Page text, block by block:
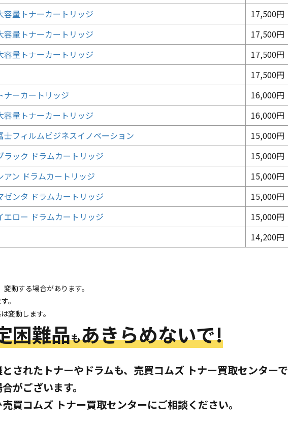
容量トナーカートリッジ
17,500円
容量トナーカートリッジ
17,500円
容量トナーカートリッジ
17,500円
17,500円
ナーカートリッジ
16,000円
容量トナーカートリッジ
16,000円
士フィルムビジネスイノベーション
15,000円
ラック ドラムカートリッジ
15,000円
アン ドラムカートリッジ
15,000円
ゼンタ ドラムカートリッジ
15,000円
エロー ドラムカートリッジ
15,000円
14,200円
動する場合があります。
。
変動します。
困難品もあきらめないで!
されたトナーやドラムも、売買コムズ トナー買取センターで
がございます。
買コムズ トナー買取センターにご相談ください。